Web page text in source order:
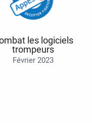
les logiciels
trompeurs
Février 2023